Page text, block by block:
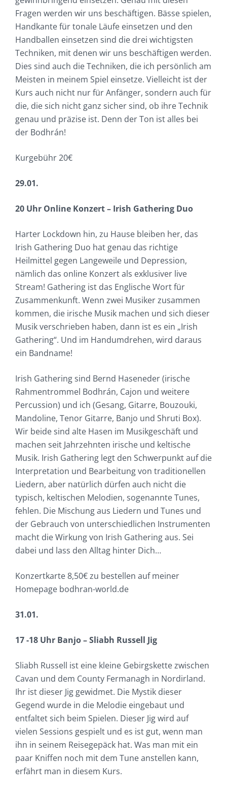
Fragen werden wir uns beschäftigen. Bässe spielen,
Handkante für tonale Läufe einsetzen und den
Handballen einsetzen sind die drei wichtigsten
Techniken, mit denen wir uns beschäftigen werden.
Dies sind auch die Techniken, die ich persönlich am
Meisten in meinem Spiel einsetze. Vielleicht ist der
Kurs auch nicht nur für Anfänger, sondern auch für
die, die sich nicht ganz sicher sind, ob ihre Technik
genau und präzise ist. Denn der Ton ist alles bei
der Bodhrán!
Kurgebühr 20€
29.01.
20 Uhr Online Konzert – Irish Gathering Duo
Harter Lockdown hin, zu Hause bleiben her, das
Irish Gathering Duo hat genau das richtige
Heilmittel gegen Langeweile und Depression,
nämlich das online Konzert als exklusiver live
Stream! Gathering ist das Englische Wort für
Zusammenkunft. Wenn zwei Musiker zusammen
kommen, die irische Musik machen und sich dieser
Musik verschrieben haben, dann ist es ein „Irish
Gathering“. Und im Handumdrehen, wird daraus
ein Bandname!
Irish Gathering sind Bernd Haseneder (irische
Rahmentrommel Bodhrán, Cajon und weitere
Percussion) und ich (Gesang, Gitarre, Bouzouki,
Mandoline, Tenor Gitarre, Banjo und Shruti Box).
Wir beide sind alte Hasen im Musikgeschäft und
machen seit Jahrzehnten irische und keltische
Musik. Irish Gathering legt den Schwerpunkt auf die
Interpretation und Bearbeitung von traditionellen
Liedern, aber natürlich dürfen auch nicht die
typisch, keltischen Melodien, sogenannte Tunes,
fehlen. Die Mischung aus Liedern und Tunes und
der Gebrauch von unterschiedlichen Instrumenten
macht die Wirkung von Irish Gathering aus. Sei
dabei und lass den Alltag hinter Dich…
Konzertkarte 8,50€ zu bestellen auf meiner
Homepage bodhran-world.de
31.01.
17 -18 Uhr Banjo – Sliabh Russell Jig
Sliabh Russell ist eine kleine Gebirgskette zwischen
Cavan und dem County Fermanagh in Nordirland.
Ihr ist dieser Jig gewidmet. Die Mystik dieser
Gegend wurde in die Melodie eingebaut und
entfaltet sich beim Spielen. Dieser Jig wird auf
vielen Sessions gespielt und es ist gut, wenn man
ihn in seinem Reisegepäck hat. Was man mit ein
paar Kniffen noch mit dem Tune anstellen kann,
erfährt man in diesem Kurs.